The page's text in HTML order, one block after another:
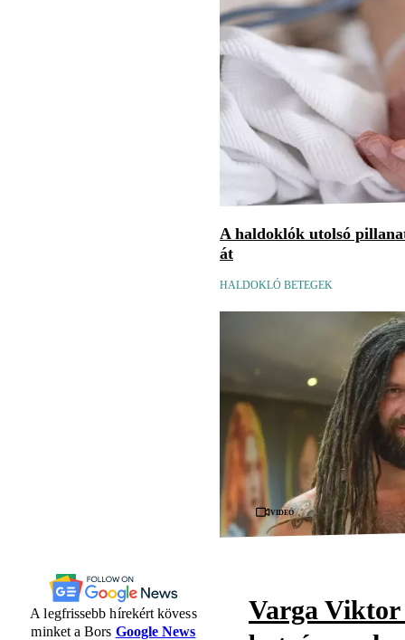
A legfrissebb hírekért kövess
minket a Bors Google News
A haldoklók utolsó
át
HALDOKLÓ BETEGEK
Videó
Varga Viktor